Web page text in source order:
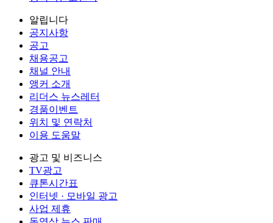
알립니다
공지사항
공고
채용공고
채널 안내
앵커 소개
리더스 뉴스레터
경품이벤트
위치 및 연락처
이용 도움말
광고 및 비즈니스
TV광고
큐톤시간표
인터넷 · 모바일 광고
사업 제휴